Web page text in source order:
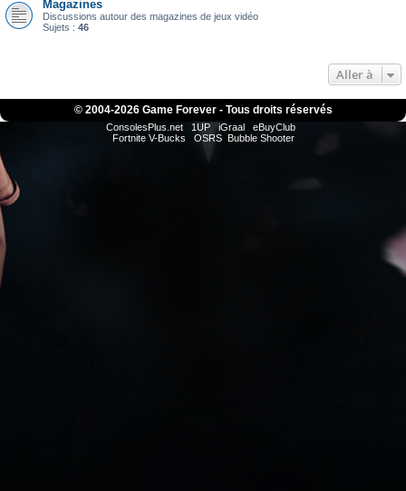
Magazines
Discussions autour des magazines de jeux vidéo
Sujets : 46
Aller à
© 2004-2026 Game Forever - Tous droits réservés
ConsolesPlus.net 1UP iGraal
eBuyClub
Fortnite V-Bucks
OSRS Bubble Shooter